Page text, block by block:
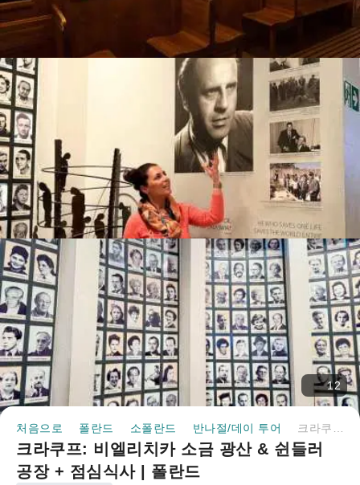
12
처음으로 폴란드 소폴란드 반나절/데이 투어
크라쿠프: 비엘리치카 소금 광산 & 쉰들러
공장 + 점심식사 | 폴란드